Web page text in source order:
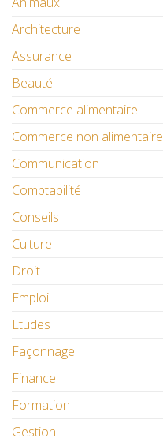
Architecture
Assurance
Beauté
Commerce alimentaire
Commerce non alimentaire
Communication
Comptabilité
Conseils
Culture
Droit
Emploi
Etudes
Façonnage
Finance
Formation
Gestion